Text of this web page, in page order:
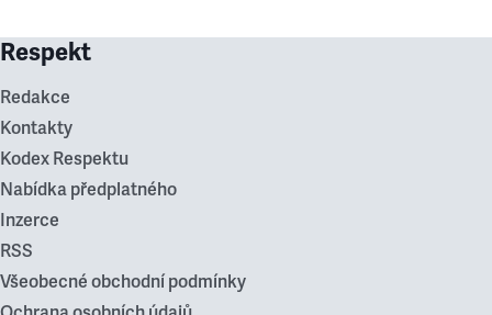
Respekt
Redakce
Kontakty
Kodex Respektu
Nabídka předplatného
Inzerce
RSS
Všeobecné obchodní podmínky